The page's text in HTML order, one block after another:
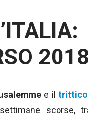
2018
e il trittico
scorse,